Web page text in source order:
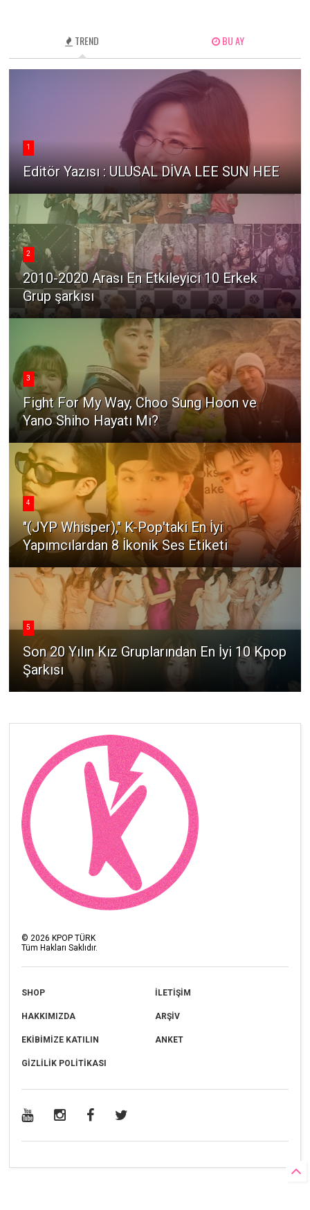
TREND BU AY
1
Editör Yazısı : ULUSAL DİVA LEE SUN HEE
2
2010-2020 Arası En Etkileyici 10 Erkek
Grup şarkısı
3
Fight For My Way, Choo Sung Hoon ve
Yano Shiho Hayatı Mı?
4
"(JYP Whisper)," K-Pop'taki En İyi
Yapımcılardan 8 İkonik Ses Etiketi
5
Son 20 Yılın Kız Gruplarından En İyi 10 Kpop
Şarkısı
©2026 KPOP TÜRK
Tüm Hakları Saklıdır.
SHOP İLETİŞİM
HAKKIMIZDA ARŞİV
EKİBİMİZE KATILIN ANKET
GİZLİLİK POLİTİKASI